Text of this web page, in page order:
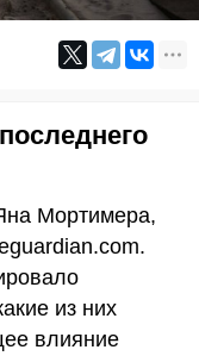
Мортимера,
из них
влияние